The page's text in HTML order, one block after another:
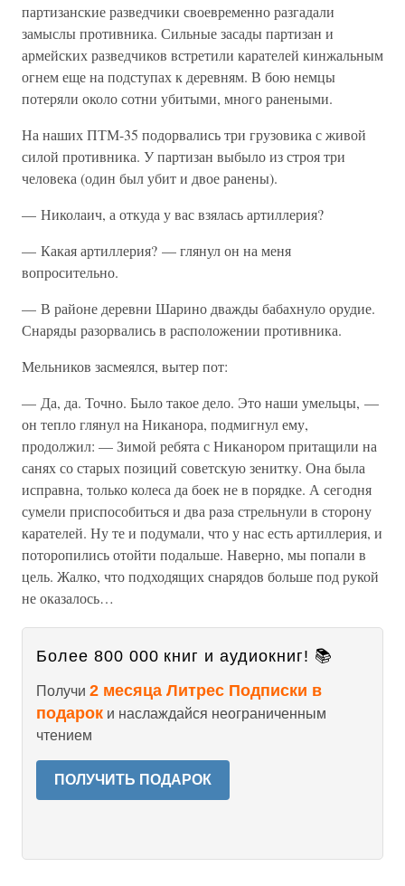
партизанские разведчики своевременно разгадали
замыслы противника. Сильные засады партизан и
армейских разведчиков встретили карателей кинжальным
огнем еще на подступах к деревням. В бою немцы
потеряли около сотни убитыми, много ранеными.
На наших ПТМ-35 подорвались три грузовика с живой
силой противника. У партизан выбыло из строя три
человека (один был убит и двое ранены).
— Николаич, а откуда у вас взялась артиллерия?
— Какая артиллерия? — глянул он на меня
вопросительно.
— В районе деревни Шарино дважды бабахнуло орудие.
Снаряды разорвались в расположении противника.
Мельников засмеялся, вытер пот:
— Да, да. Точно. Было такое дело. Это наши умельцы, —
он тепло глянул на Никанора, подмигнул ему,
продолжил: — Зимой ребята с Никанором притащили на
санях со старых позиций советскую зенитку. Она была
исправна, только колеса да боек не в порядке. А сегодня
сумели приспособиться и два раза стрельнули в сторону
карателей. Ну те и подумали, что у нас есть артиллерия, и
поторопились отойти подальше. Наверно, мы попали в
цель. Жалко, что подходящих снарядов больше под рукой
не оказалось…
Более 800 000 книг и аудиокниг! 📚
Получи 2 месяца Литрес Подписки в
подарок и наслаждайся неограниченным
чтением
ПОЛУЧИТЬ ПОДАРОК